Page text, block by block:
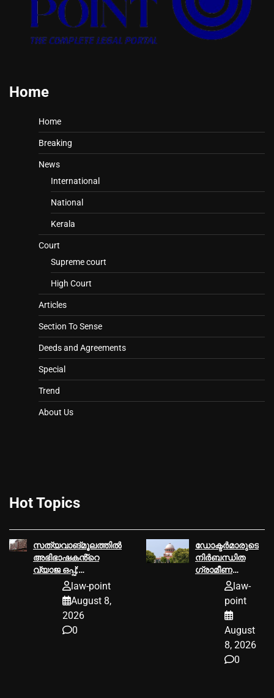
Home
Home
Breaking
News
International
National
Kerala
Court
Supreme court
High Court
Articles
Section To Sense
Deeds and Agreements
Special
Trend
About Us
Hot Topics
സത്യവാങ്മൂലത്തില്‍
അഭിഭാഷകൻ്റെ
വ്യാജ ഒപ്പ്;
കൈയ്യോടെ
പിടികൂടി
ഹൈക്കോടതി
law-point
August 8,
2026
0
ഡോക്ടർമാരുടെ
നിർബന്ധിത
ഗ്രാമീണ
സേവനത്തിന്
ദേശീയ നയം
വേണമെന്ന്
സുപ്രീം
കോടതി
law-
point
August
8, 2026
0